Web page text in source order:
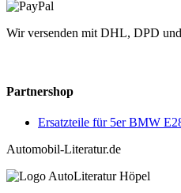
Wir versenden mit DHL, DPD
Partnershop
Ersatzteile für 5er BMW
Automobil-Literatur.de